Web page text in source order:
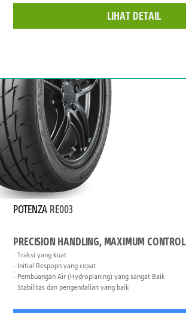
LIHAT DETAIL
POTENZA RE003
PRECISION HANDLING, MAXIMUM CONTROL
Traksi yang kuat
Initial Respopn yang cepat
Pembuangan Air (Hydroplaning) yang sangat Baik
Stabilitas dan pengendalian yang baik